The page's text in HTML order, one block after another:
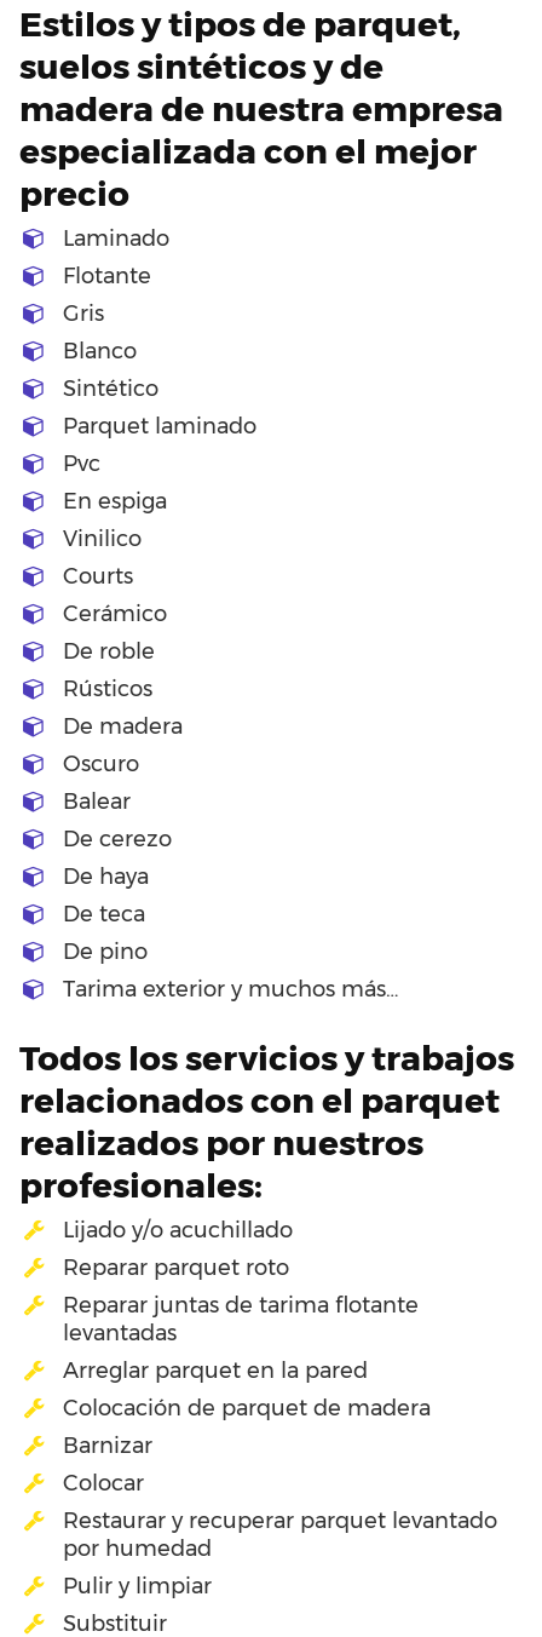
Estilos y tipos de parquet,
suelos sintéticos y de
madera de nuestra empresa
especializada con el mejor
precio
Laminado
Flotante
Gris
Blanco
Sintético
Parquet laminado
Pvc
En espiga
Vinilico
Courts
Cerámico
De roble
Rústicos
De madera
Oscuro
Balear
De cerezo
De haya
De teca
De pino
Tarima exterior y muchos más…
Todos los servicios y trabajos
relacionados con el parquet
realizados por nuestros
profesionales:
Lijado y/o acuchillado
Reparar parquet roto
Reparar juntas de tarima flotante
levantadas
Arreglar parquet en la pared
Colocación de parquet de madera
Barnizar
Colocar
Restaurar y recuperar parquet levantado
por humedad
Pulir y limpiar
Substituir